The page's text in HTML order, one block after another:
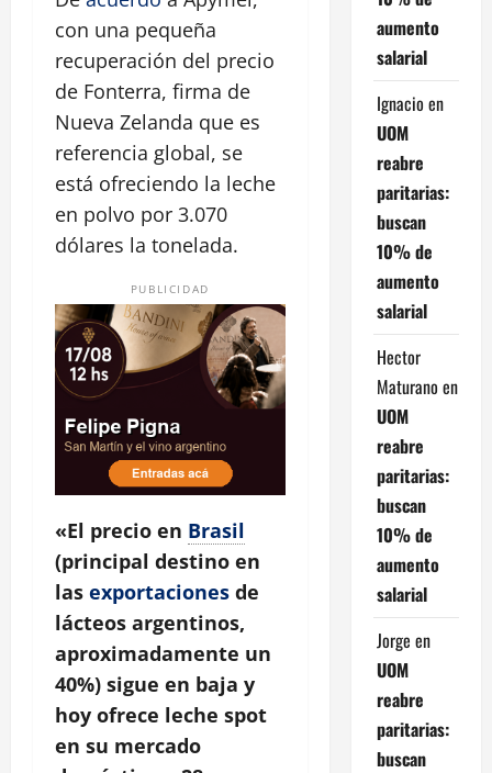
con una pequeña
recuperación del precio
de Fonterra, firma de
Nueva Zelanda que es
referencia global, se
está ofreciendo la leche
en polvo por 3.070
dólares la tonelada.
PUBLICIDAD
«El precio en Brasil
(principal destino en
las exportaciones de
lácteos argentinos,
aproximadamente un
40%) sigue en baja y
hoy ofrece leche spot
en su mercado
aumento
salarial
Ignacio en
UOM
reabre
paritarias:
buscan
10% de
aumento
salarial
Hector
Maturano en
UOM
reabre
paritarias:
buscan
10% de
aumento
salarial
Jorge en
UOM
reabre
paritarias:
buscan